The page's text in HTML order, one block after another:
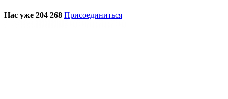
Нас уже 204 268 Присоединиться